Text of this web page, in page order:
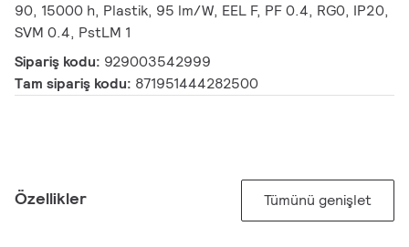
90, 15000 h, Plastik, 95 lm/W, EEL F, PF 0.4, RG0, IP20,
SVM 0.4, PstLM 1
Sipariş kodu: 929003542999
Tam sipariş kodu: 871951444282500
Özellikler Tümünü genişlet